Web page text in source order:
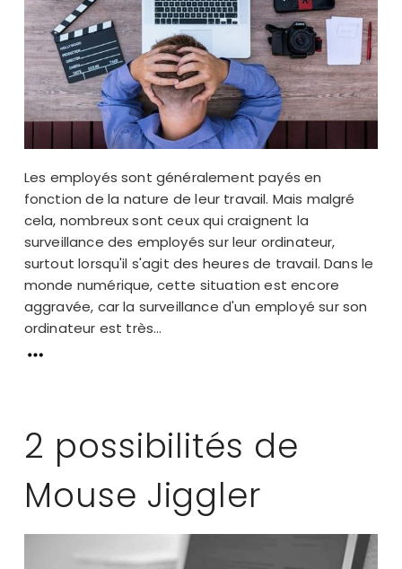
Les employés sont généralement payés en
fonction de la nature de leur travail. Mais malgré
cela, nombreux sont ceux qui craignent la
surveillance des employés sur leur ordinateur,
surtout lorsqu'il s'agit des heures de travail. Dans le
monde numérique, cette situation est encore
aggravée, car la surveillance d'un employé sur son
ordinateur est très...
2 possibilités de
Mouse Jiggler